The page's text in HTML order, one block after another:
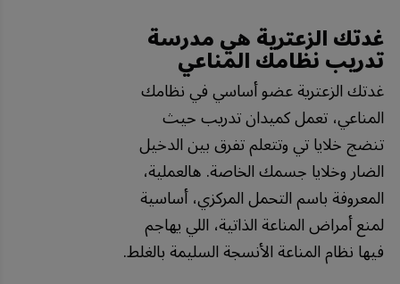
غدتك الزعترية هي مدرسة
تدريب نظامك المناعي
غدتك الزعترية عضو أساسي في نظامك
المناعي، تعمل كميدان تدريب حيث
تنضج خلايا تي وتتعلم تفرق بين الدخيل
الضار وخلايا جسمك الخاصة. هالعملية،
المعروفة باسم التحمل المركزي، أساسية
لمنع أمراض المناعة الذاتية، اللي يهاجم
فيها نظام المناعة الأنسجة السليمة بالغلط.